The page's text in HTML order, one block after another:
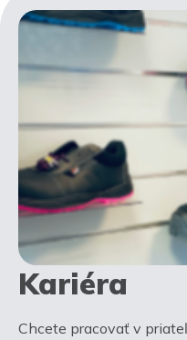
Kariéra
Chcete pracovať v